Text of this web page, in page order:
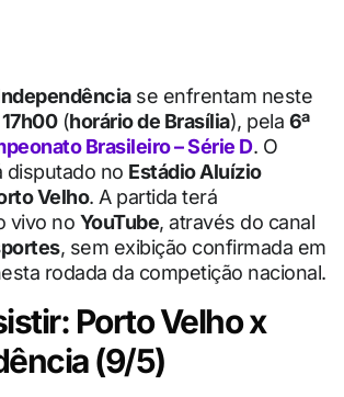
se enfrentam neste
17h00(horário de Brasília), pela 6ª
Brasileiro – Série D. O
no Estádio Aluízio
Velho. A partida terá
vivo no YouTube, através do canal
, sem exibição confirmada em
rodada da competição nacional.
Porto Velho x
(9/5)